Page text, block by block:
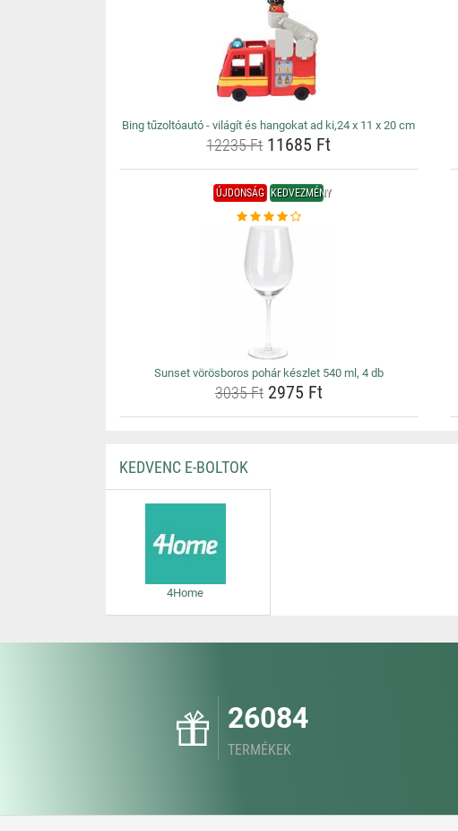
Bing tűzoltóautó - világít és hangokat ad ki,24 x 11 x 20 cm
12235 Ft11685 Ft
ÚJDONSÁG KEDVEZMÉNY
Sunset vörösboros pohár készlet 540 ml, 4 db
3035 Ft2975 Ft
KEDVENC E-BOLTOK
4Home
26084
TERMÉKEK